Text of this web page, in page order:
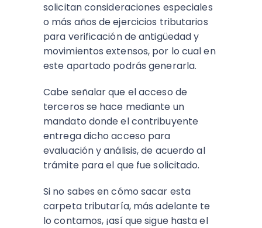
solicitan consideraciones especiales
o más años de ejercicios tributarios
para verificación de antigüedad y
movimientos extensos, por lo cual en
este apartado podrás generarla.
Cabe señalar que el acceso de
terceros se hace mediante un
mandato donde el contribuyente
entrega dicho acceso para
evaluación y análisis, de acuerdo al
trámite para el que fue solicitado.
Si no sabes en cómo sacar esta
carpeta tributaría, más adelante te
lo contamos, ¡así que sigue hasta el